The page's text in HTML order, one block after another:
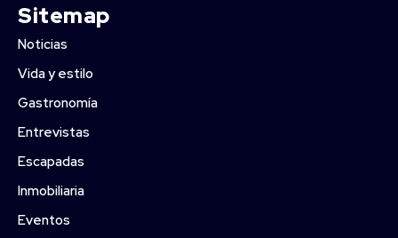
Sitemap
Noticias
Vida y estilo
Gastronomía
Entrevistas
Escapadas
Inmobiliaria
Eventos